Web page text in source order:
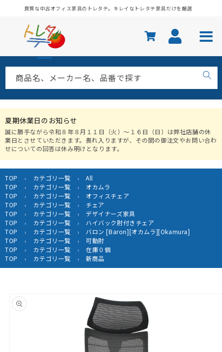
ンツに
良質な中古オフィス家具のトレタテ。キレイなトレタテ家具だけを厳選
商品名、メーカー名、品番で探す
夏期休業日のお知らせ
誠に勝手ながら令和８年８月１１日（火）〜１６日（日）は弊社店舗の休
業日とさせていただきます。畏れ入りますが、その間の御注文やお問い合わ
せについての回答は休み明けとなります。
TOP › カテゴリ一覧 ›
All
TOP
› カテゴリ一覧 ›
オカムラ
TOP
› カテゴリ一覧 ›
オフィスチェア
TOP
› カテゴリ一覧 ›
チェア
TOP
› カテゴリ一覧 ›
デザイナーズ家具
TOP
› カテゴリ一覧 ›
ハイバック肘付きチェア
TOP
› カテゴリ一覧 ›
バロン [Baron][オカムラ][Okamura]
TOP
› カテゴリ一覧 ›
可動肘
TOP
› カテゴリ一覧 ›
在庫０個
TOP
› カテゴリ一覧 › 新商品
報にス
キップ